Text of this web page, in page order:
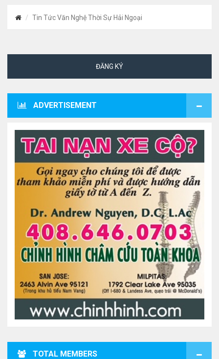
Tin Tức Văn Nghệ Thời Sự Hải Ngoại
ĐĂNG KÝ
ADVERTISEMENT
TOTAL MEMBERS